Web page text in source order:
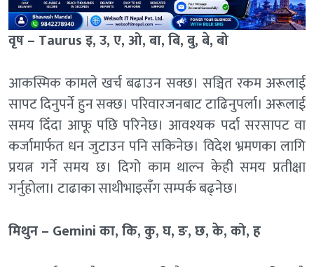
वृष – Taurus इ, उ, ए, ओ, बा, बि, बु, बे, बो
आकस्मिक कामले खर्च बढाउन सक्छ। सञ्चित रकम अरूलाई
सापट दिनुपर्ने हुन सक्छ। परिवारजनबाट टाढिनुपर्ला। अरूलाई
समय दिँदा आफू पछि परिनेछ। आवश्यक पर्दा सरसापट वा
कर्जामार्फत धन जुटाउन पनि सकिनेछ। विदेश भ्रमणका लागि
प्रयत्न गर्ने समय छ। दिगो काम थाल्न केही समय प्रतीक्षा
गर्नुहाेला। टाढाका साथीभाइसँग सम्पर्क बढ्नेछ।
मिथुन – Gemini का, कि, कु, घ, ङ, छ, के, को, ह